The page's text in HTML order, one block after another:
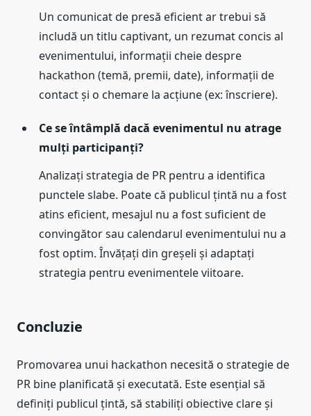
Un comunicat de presă eficient ar trebui să
includă un titlu captivant, un rezumat concis al
evenimentului, informații cheie despre
hackathon (temă, premii, date), informații de
contact și o chemare la acțiune (ex: înscriere).
Ce se întâmplă dacă evenimentul nu atrage
mulți participanți?
Analizați strategia de PR pentru a identifica
punctele slabe. Poate că publicul țintă nu a fost
atins eficient, mesajul nu a fost suficient de
convingător sau calendarul evenimentului nu a
fost optim. Învățați din greșeli și adaptați
strategia pentru evenimentele viitoare.
Concluzie
Promovarea unui hackathon necesită o strategie de
PR bine planificată și executată. Este esențial să
definiți publicul țintă, să stabiliți obiective clare și